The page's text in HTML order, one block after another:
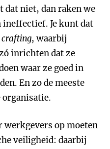
niet, dan raken we
ineffectief. Je kunt dat
crafting, waarbij
inrichten dat ze
waar ze goed in
En zo de meeste
organisatie.
werkgevers op moeten
veiligheid: daarbij